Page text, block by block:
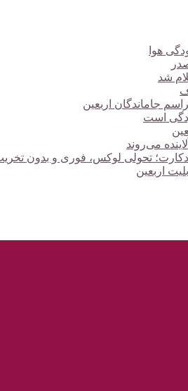
هوا
است
می‌روند
دکارت؛ تحولی لوکس، فوری و بدون